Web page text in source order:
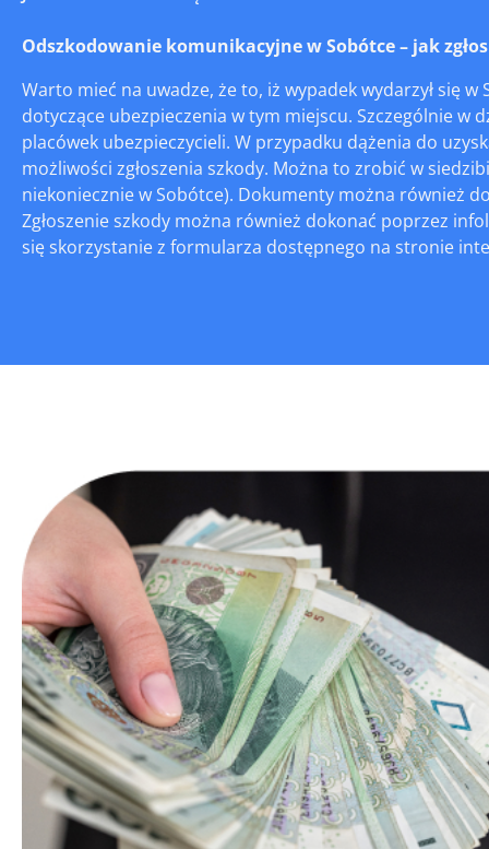
Odszkodowanie komunikacyjne w Sobótce – jak
Warto mieć na uwadze, że to, iż wypadek wydarzył się
dotyczące ubezpieczenia w tym miejscu. Szczególnie w
placówek ubezpieczycieli. W przypadku dążenia do
możliwości zgłoszenia szkody. Można to zrobić w
niekoniecznie w Sobótce). Dokumenty można również
Zgłoszenie szkody można również dokonać poprzez
się skorzystanie z formularza dostępnego na stronie